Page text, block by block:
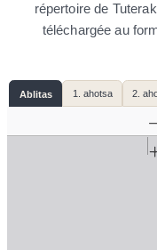
répertoire de
téléchargée au
Ablitas 1. ahotsa 2.